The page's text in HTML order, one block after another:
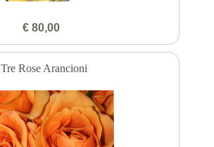
€ 80,00
Tre Rose Arancioni